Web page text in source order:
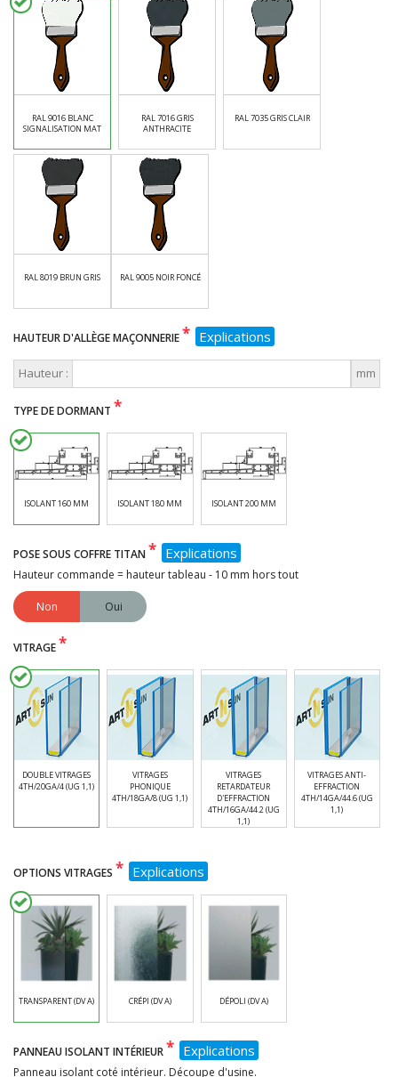
RAL 9016 BLANC
SIGNALISATION MAT
RAL 7016 GRIS
ANTHRACITE
RAL 7035 GRIS CLAIR
RAL 8019 BRUN GRIS RAL 9005 NOIR FONCÉ
HAUTEUR D'ALLÈGE MAÇONNERIE* Explications
Hauteur : mm
TYPE DE DORMANT *
ISOLANT 160 MM ISOLANT 180 MM ISOLANT 200 MM
POSE SOUS COFFRE TITAN* Explications
Hauteur commande = hauteur tableau - 10 mm hors tout
Non Oui
VITRAGE*
DOUBLE VITRAGES
4TH/20GA/4 (UG 1,1)
VITRAGES
PHONIQUE
4TH/18GA/8 (UG 1,1)
VITRAGES
RETARDATEUR
D'EFFRACTION
4TH/16GA/44.2 (UG
1,1)
VITRAGES ANTI-
EFFRACTION
4TH/14GA/44.6 (UG
1,1)
OPTIONS VITRAGES * Explications
TRANSPARENT (DV A) CRÉPI (DV A) DÉPOLI (DV A)
PANNEAU ISOLANT INTÉRIEUR* Explications
Panneau isolant coté intérieur. Découpe d'usine.